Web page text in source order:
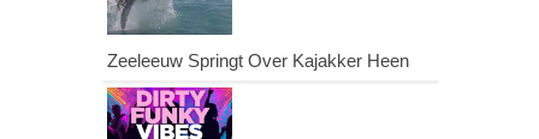
Zeeleeuw Springt Over Kajakker Heen